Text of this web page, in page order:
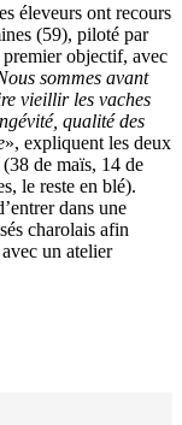
éleveurs ont recours
(59), piloté par
objectif, avec
sommes avant
vieillir les vaches
qualité des
», expliquent les deux
de maïs, 14 de
le reste en blé).
dans une
charolais afin
un atelier